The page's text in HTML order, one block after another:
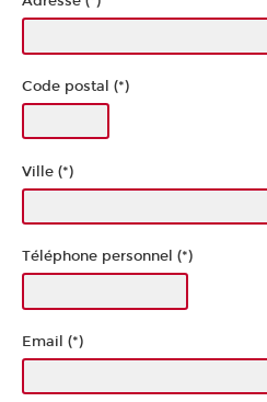
Code postal (*)
Ville (*)
Téléphone personnel (*)
Email (*)